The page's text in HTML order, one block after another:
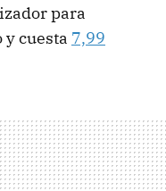
para
cuesta 7,99